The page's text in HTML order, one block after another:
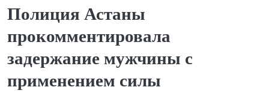
Полиция Астаны
прокомментировала
задержание мужчины с
применением силы